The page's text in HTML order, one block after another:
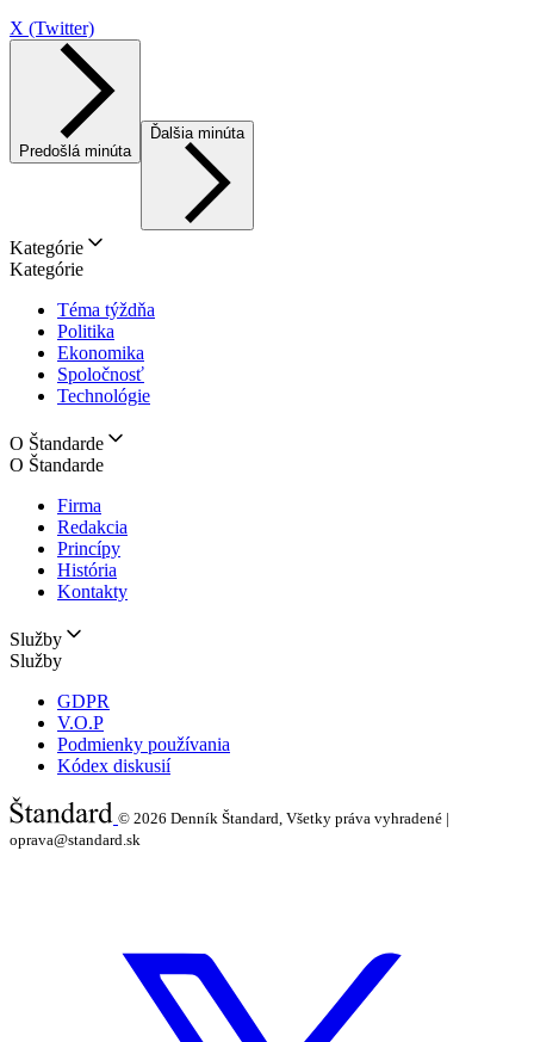
X (Twitter)
Predošlá minúta
Ďalšia minúta
Kategórie
Kategórie
Téma týždňa
Politika
Ekonomika
Spoločnosť
Technológie
O Štandarde
O Štandarde
Firma
Redakcia
Princípy
História
Kontakty
Služby
Služby
GDPR
V.O.P
Podmienky používania
Kódex diskusií
© 2026 Denník Štandard, Všetky práva vyhradené |
oprava@standard.sk